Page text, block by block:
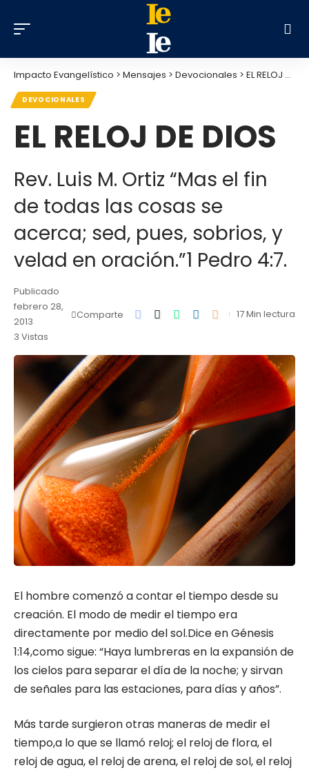
Impacto Evangelístico > Mensajes > Devocionales > EL RELOJ DE DIOS
DEVOCIONALES
EL RELOJ DE DIOS
Rev. Luis M. Ortiz “Mas el fin
de todas las cosas se
acerca; sed, pues, sobrios, y
velad en oración.”1 Pedro 4:7.
Publicado
febrero 28,
2013
3 Vistas
Comparte 17 Min lectura
El hombre comenzó a contar el tiempo desde su
creación. El modo de medir el tiempo era
directamente por medio del sol.Dice en Génesis
1:14,como sigue: “Haya lumbreras en la expansión de
los cielos para separar el día de la noche; y sirvan
de señales para las estaciones, para días y años”.
Más tarde surgieron otras maneras de medir el
tiempo,a lo que se llamó reloj; el reloj de flora, el
reloj de agua, el reloj de arena, el reloj de sol, el reloj